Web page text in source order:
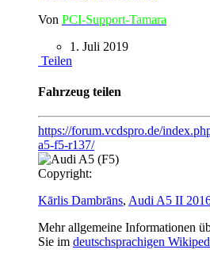
Von PCI-Support-Tamara
1. Juli 2019
Teilen
Fahrzeug teilen
https://forum.vcdspro.de/
a5-f5-r137/
Copyright:
Kārlis Dambrāns, Audi A5 II
Mehr allgemeine Informationen
Sie im deutschsprachigen